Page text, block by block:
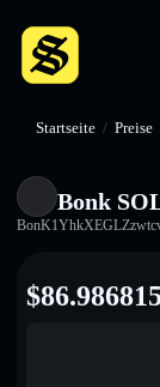
Startseite / Preise
Bonk
$86.986815